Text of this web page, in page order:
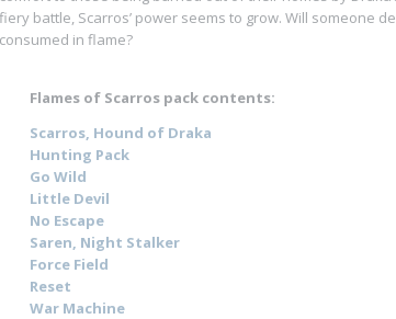
fiery battle, Scarros’ power seems to grow. Will someone
consumed in flame?
Flames of Scarros pack contents:
Scarros, Hound of Draka
Hunting Pack
Go Wild
Little Devil
No Escape
Saren, Night Stalker
Force Field
Reset
War Machine